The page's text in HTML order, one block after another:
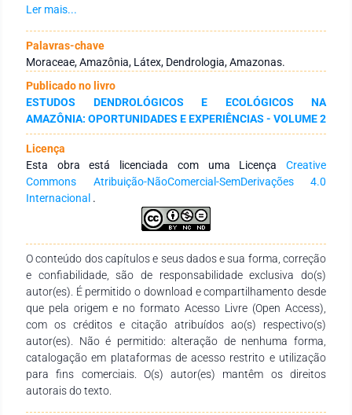
indivíduo em campo, com o auxílio da ficha dendrológica e
a confecção de sua exsicata. O fuste apresentou-se em
formato circular ou cilíndrico e angulação ereta, a base do
fuste é reta, possui o ritidoma de cor amarelado a alaranjado,
com aspecto estriado, a entre-casca, bem como a casca viva,
possuem a coloração alaranjada e látex com coloração café
com leite. As folhas são simples, sua filotaxia é alterna, com
nervura broquidódroma, apresenta pilosidade na face abaxial
e face adaxial, sendo um aspecto característico da espécie.
Através da Dendrologia, é possível identificar as plantas a
nível de espécie, in loco, utilizando-se apenas caracteres
morfológicos vegetativos, mas, para isso, é necessário que
haja um amplo conhecimento botânico. Apesar de suas
espécies, ainda existe uma carência na quantidade de
estudos feitas em outras fases da vida das P. mollis, e sua
identificação pode ser dificultada se a coleta não for realizada
em seu período fértil. Diante disso, nota-se a necessidade da
realização de mais estudos, com o objetivo de auxiliar na
determinação de novas aplicações para a espécie deste
estudo, bem como a manutenção e aprimoramento dos usos
atuais.
Ler mais...
Palavras-chave
Moraceae, Amazônia, Látex, Dendrologia, Amazonas.
Publicado no livro
ESTUDOS DENDROLÓGICOS E ECOLÓGICOS NA
AMAZÔNIA: OPORTUNIDADES E EXPERIÊNCIAS - VOLUME 2
Licença
Esta obra está licenciada com uma Licença Creative
Commons Atribuição-NãoComercial-SemDerivações 4.0
Internacional .
O conteúdo dos capítulos e seus dados e sua forma, correção
e confiabilidade, são de responsabilidade exclusiva do(s)
autor(es). É permitido o download e compartilhamento desde
que pela origem e no formato Acesso Livre (Open Access),
com os créditos e citação atribuídos ao(s) respectivo(s)
autor(es). Não é permitido: alteração de nenhuma forma,
catalogação em plataformas de acesso restrito e utilização
para fins comerciais. O(s) autor(es) mantêm os direitos
autorais do texto.